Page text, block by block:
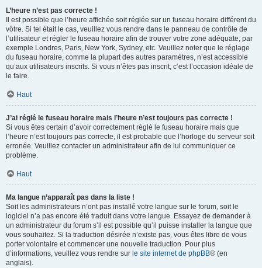
L’heure n’est pas correcte !
Il est possible que l’heure affichée soit réglée sur un fuseau horaire différent du
vôtre. Si tel était le cas, veuillez vous rendre dans le panneau de contrôle de
l’utilisateur et régler le fuseau horaire afin de trouver votre zone adéquate, par
exemple Londres, Paris, New York, Sydney, etc. Veuillez noter que le réglage
du fuseau horaire, comme la plupart des autres paramètres, n’est accessible
qu’aux utilisateurs inscrits. Si vous n’êtes pas inscrit, c’est l’occasion idéale de
le faire.
Haut
J’ai réglé le fuseau horaire mais l’heure n’est toujours pas correcte !
Si vous êtes certain d’avoir correctement réglé le fuseau horaire mais que
l’heure n’est toujours pas correcte, il est probable que l’horloge du serveur soit
erronée. Veuillez contacter un administrateur afin de lui communiquer ce
problème.
Haut
Ma langue n’apparaît pas dans la liste !
Soit les administrateurs n’ont pas installé votre langue sur le forum, soit le
logiciel n’a pas encore été traduit dans votre langue. Essayez de demander à
un administrateur du forum s’il est possible qu’il puisse installer la langue que
vous souhaitez. Si la traduction désirée n’existe pas, vous êtes libre de vous
porter volontaire et commencer une nouvelle traduction. Pour plus
d’informations, veuillez vous rendre sur le site internet de phpBB® (en
anglais).